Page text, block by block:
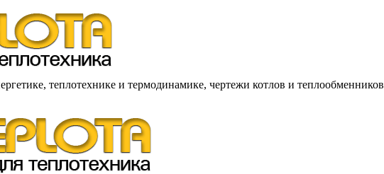
теплотехнике и термодинамике, чертежи котлов и теплообменников